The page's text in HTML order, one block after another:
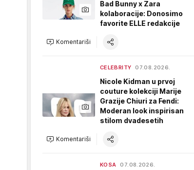
Bad Bunny x Zara
kolaboracije: Donosimo
favorite ELLE redakcije
Komentariši
CELEBRITY 07.08.2026.
Nicole Kidman u prvoj
couture kolekciji Marije
Grazije Chiuri za Fendi:
Moderan look inspirisan
stilom dvadesetih
Komentariši
KOSA 07.08.2026.